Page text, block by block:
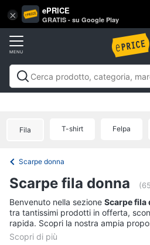
× ePRICE
GRATIS - su Google Play
Accedi
Registrati
Offerte
Tv
e
Home
Cinema
Vai
al
Abbigliamento
Donna
donna
Felpa
donna
Vedi
tutti
Fila T-shirt Felpa
Scarpe donna
Scarpe fila donna
Benvenuto nella sezione Scarpe fila
tra tantissimi prodotti in offerta,
rapida. Scopri la nostra ampia
acquista comodamente online.